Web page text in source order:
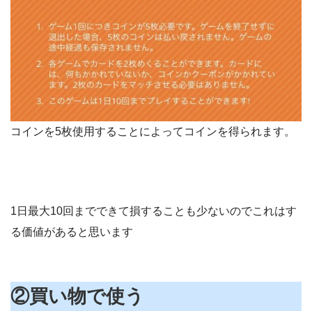
コインを5枚使用することによってコインを得られます。
1日最大10回までできて損することも少ないのでこれはす
る価値があると思います
②買い物で使う